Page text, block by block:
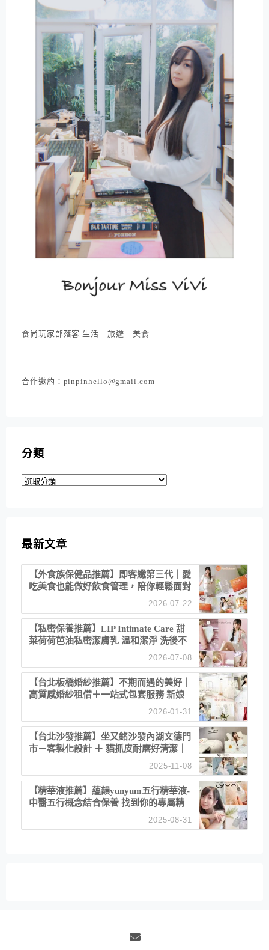
食尚玩家部落客 生活｜旅遊｜美食
合作邀約：pinpinhello@gmail.com
分類
分
最新文章
【外食族保健品推薦】即客纖第三代｜愛
吃美食也能做好飲食管理，陪你輕鬆面對
2026-07-22
【私密保養推薦】LIP Intimate Care 甜
菜荷荷芭油私密潔膚乳 溫和潔淨 洗後不
2026-07-08
【台北板橋婚紗推薦】不期而遇的美好｜
高質感婚紗租借＋一站式包套服務 新娘
2026-01-31
【台北沙發推薦】坐又銘沙發內湖文德門
市－客製化設計 ＋ 貓抓皮耐磨好清潔｜
直營直銷、價格透明 高CP值打造夢想
2025-11-08
【精華液推薦】蘊韻yunyum五行精華液-
中醫五行概念結合保養 找到你的專屬精
華！ 水㊀土㊀就選「潤・賦精華」維持
2025-08-31